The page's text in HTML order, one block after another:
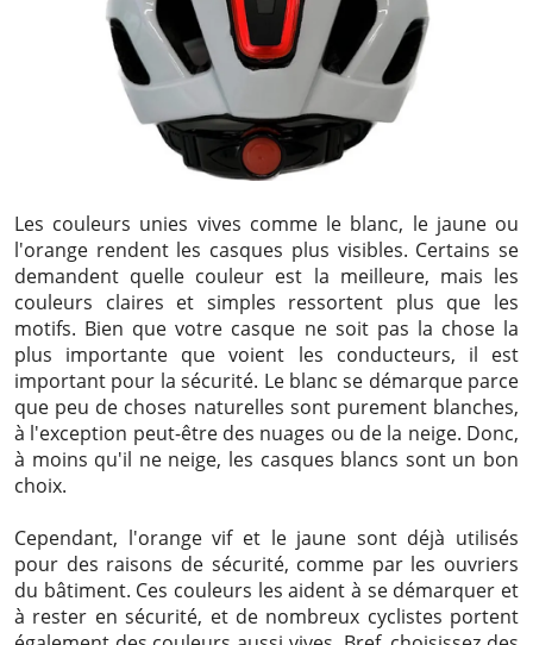
Les couleurs unies vives comme le blanc, le jaune ou
l'orange rendent les casques plus visibles. Certains se
demandent quelle couleur est la meilleure, mais les
couleurs claires et simples ressortent plus que les
motifs. Bien que votre casque ne soit pas la chose la
plus importante que voient les conducteurs, il est
important pour la sécurité. Le blanc se démarque parce
que peu de choses naturelles sont purement blanches,
à l'exception peut-être des nuages ​​ou de la neige. Donc,
à moins qu'il ne neige, les casques blancs sont un bon
choix.
Cependant, l'orange vif et le jaune sont déjà utilisés
pour des raisons de sécurité, comme par les ouvriers
du bâtiment. Ces couleurs les aident à se démarquer et
à rester en sécurité, et de nombreux cyclistes portent